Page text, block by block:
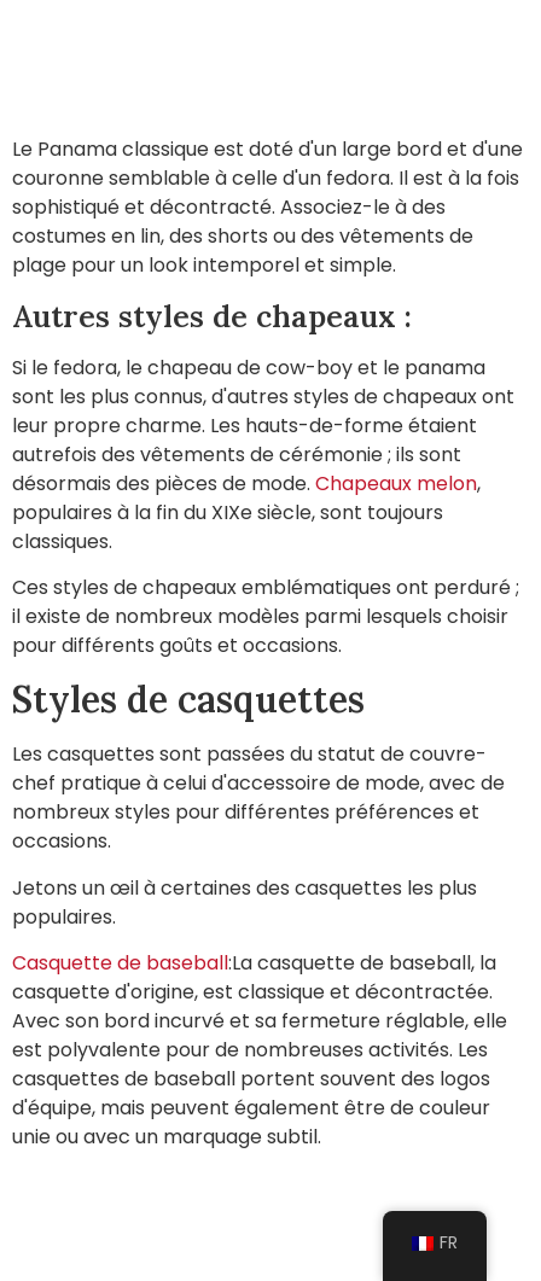
Le Panama classique est doté d'un large bord et d'une
couronne semblable à celle d'un fedora. Il est à la fois
sophistiqué et décontracté. Associez-le à des
costumes en lin, des shorts ou des vêtements de
plage pour un look intemporel et simple.
Autres styles de chapeaux :
Si le fedora, le chapeau de cow-boy et le panama
sont les plus connus, d'autres styles de chapeaux ont
leur propre charme. Les hauts-de-forme étaient
autrefois des vêtements de cérémonie ; ils sont
désormais des pièces de mode. Chapeaux melon,
populaires à la fin du XIXe siècle, sont toujours
classiques.
Ces styles de chapeaux emblématiques ont perduré ;
il existe de nombreux modèles parmi lesquels choisir
pour différents goûts et occasions.
Styles de casquettes
Les casquettes sont passées du statut de couvre-
chef pratique à celui d'accessoire de mode, avec de
nombreux styles pour différentes préférences et
occasions.
Jetons un œil à certaines des casquettes les plus
populaires.
Casquette de baseball:La casquette de baseball, la
casquette d'origine, est classique et décontractée.
Avec son bord incurvé et sa fermeture réglable, elle
est polyvalente pour de nombreuses activités. Les
casquettes de baseball portent souvent des logos
d'équipe, mais peuvent également être de couleur
unie ou avec un marquage subtil.
FR